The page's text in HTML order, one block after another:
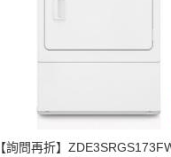
【詢問再折】